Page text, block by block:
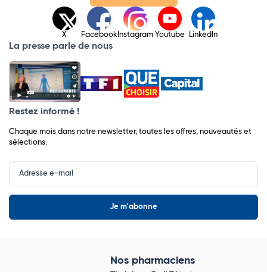
X Facebook Instagram Youtube LinkedIn
La presse parle de nous
Restez informé !
Chaque mois dans notre newsletter, toutes les offres, nouveautés et
sélections.
Input
Newsletter
Nos pharmaciens